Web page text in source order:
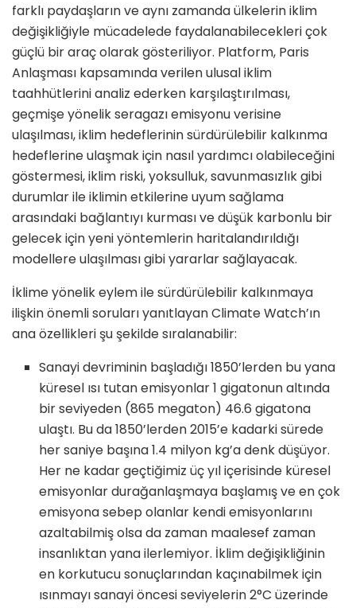
farklı paydaşların ve aynı zamanda ülkelerin iklim
değişikliğiyle mücadelede faydalanabilecekleri çok
güçlü bir araç olarak gösteriliyor. Platform, Paris
Anlaşması kapsamında verilen ulusal iklim
taahhütlerini analiz ederken karşılaştırılması,
geçmişe yönelik seragazı emisyonu verisine
ulaşılması, iklim hedeflerinin sürdürülebilir kalkınma
hedeflerine ulaşmak için nasıl yardımcı olabileceğini
göstermesi, iklim riski, yoksulluk, savunmasızlık gibi
durumlar ile iklimin etkilerine uyum sağlama
arasındaki bağlantıyı kurması ve düşük karbonlu bir
gelecek için yeni yöntemlerin haritalandırıldığı
modellere ulaşılması gibi yararlar sağlayacak.
İklime yönelik eylem ile sürdürülebilir kalkınmaya
ilişkin önemli soruları yanıtlayan Climate Watch’ın
ana özellikleri şu şekilde sıralanabilir:
Sanayi devriminin başladığı 1850’lerden bu yana
küresel ısı tutan emisyonlar 1 gigatonun altında
bir seviyeden (865 megaton) 46.6 gigatona
ulaştı. Bu da 1850’lerden 2015’e kadarki sürede
her saniye başına 1.4 milyon kg’a denk düşüyor.
Her ne kadar geçtiğimiz üç yıl içerisinde küresel
emisyonlar durağanlaşmaya başlamış ve en çok
emisyona sebep olanlar kendi emisyonlarını
azaltabilmiş olsa da zaman maalesef zaman
insanlıktan yana ilerlemiyor. İklim değişikliğinin
en korkutucu sonuçlarından kaçınabilmek için
ısınmayı sanayi öncesi seviyelerin 2°C üzerinde